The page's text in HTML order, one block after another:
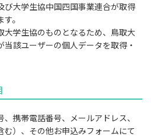
び大学生協中国四国事業連合が取得
。
大学生協のものとなるため、鳥取大
該ユーザーの個人データを取得・
携帯電話番号、メールアドレス、
）、その他お申込みフォームにて